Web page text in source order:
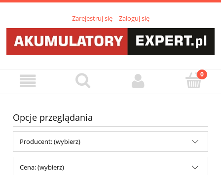
Zarejestruj się Zaloguj się
Opcje przeglądania
Producent: (wybierz)
Cena: (wybierz)